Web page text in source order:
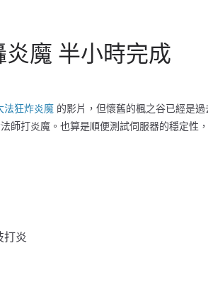
魔 半小時完成
法狂炸炎魔 的影片，但懷舊的楓之谷已經是
師打炎魔。 也算是順便測試伺服器的穩定性
打炎